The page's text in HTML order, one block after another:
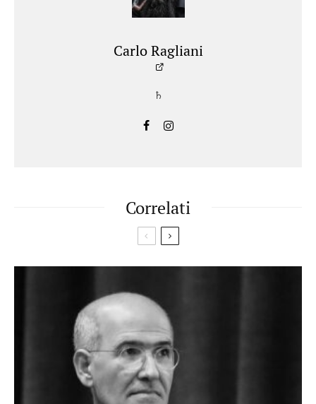
Carlo Ragliani
♄
Correlati